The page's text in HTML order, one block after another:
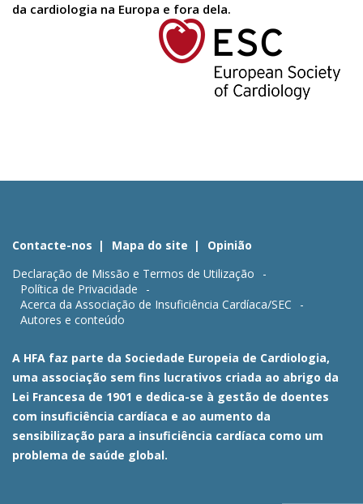
da cardiologia na Europa e fora dela.
Contacte-nos Mapa do site
Opinião
Declaração de Missão e Termos de Utilização
Política de Privacidade
Acerca da Associação de Insuficiência Cardíaca/SEC
Autores e conteúdo
A HFA faz parte da Sociedade Europeia de Cardiologia,
uma associação sem fins lucrativos criada ao abrigo da
Lei Francesa de 1901 e dedica-se à gestão de doentes
com insuficiência cardíaca e ao aumento da
sensibilização para a insuficiência cardíaca como um
problema de saúde global.